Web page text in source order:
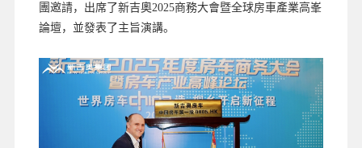
團邀請，出席了新吉奧2025商務大會暨全球房車產業高峯
論壇，並發表了主旨演講。